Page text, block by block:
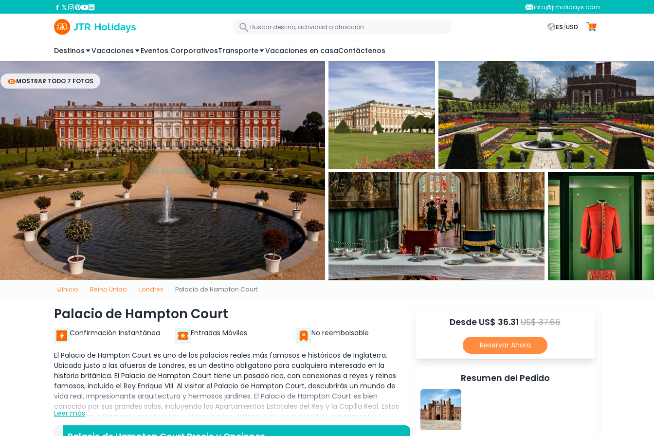
info@jtrholidays.com
ES/USD
Destinos Vacaciones Eventos CorporativosTransporte Vacaciones en casaContáctenos
MOSTRAR TODO 7 FOTOS
Inicio Reino Unido Londres Palacio de Hampton Court
Palacio de Hampton Court
Confirmación Instantánea Entradas Móviles No reembolsable
El Palacio de Hampton Court es uno de los palacios reales más famosos e históricos de Inglaterra.
Ubicado justo a las afueras de Londres, es un destino obligatorio para cualquiera interesado en la
historia británica. El Palacio de Hampton Court tiene un pasado rico, con conexiones a reyes y reinas
famosas, incluido el Rey Enrique VIII. Al visitar el Palacio de Hampton Court, descubrirás un mundo de
vida real, impresionante arquitectura y hermosos jardines. El Palacio de Hampton Court es bien
conocido por sus grandes salas, incluyendo los Apartamentos Estatales del Rey y la Capilla Real. Estas
áreas están bellamente preservadas y ofrecen a los visitantes la oportunidad de experimentar la
opulencia de la vida real. Puedes caminar por los pasillos del palacio e imaginar cómo era la vida para la
Leer más
Desde US$ 36.31US$ 37.66
Reservar Ahora
Resumen del Pedido